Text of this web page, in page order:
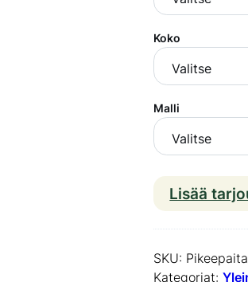
Koko
Malli
Lisää
SKU:
Kategoriat: